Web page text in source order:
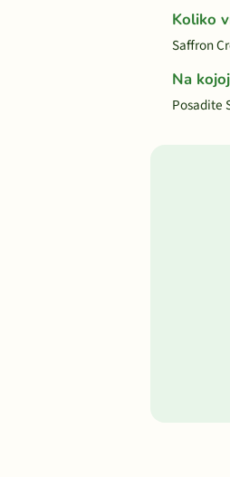
Koliko
Saffron
Na
Posadite